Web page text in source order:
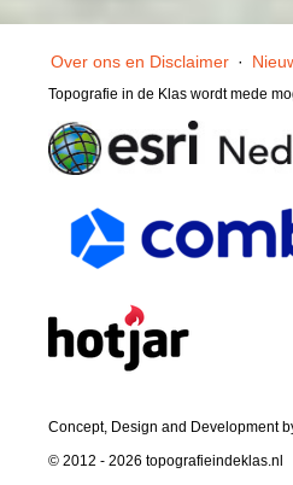
Over ons en Disclaimer ·
Topografie in de Klas wordt mede
Concept, Design and Development
© 2012 - 2026 topografieindeklas.nl